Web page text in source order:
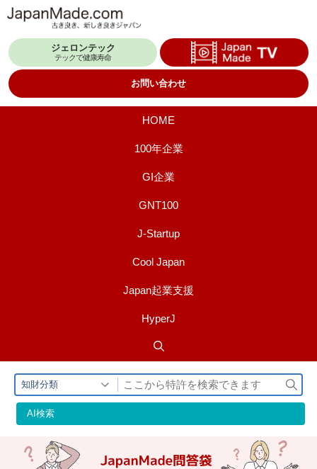
テ
ジェロンテック
テックで健康寿命
お問い合わせ
HOME
100年企業
GI企業
GNT100
J-Startup
Cool Japan
Japan起業支援
HyperJ
知財分類
検
索
AI検索